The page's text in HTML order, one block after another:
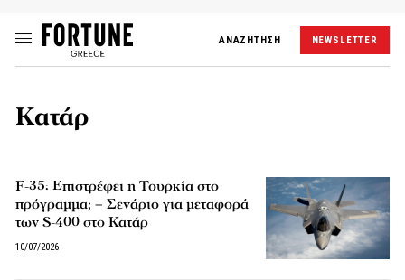
ΑΝΑΖΗΤΗΣΗ NEWSLETTER
Κατάρ
F-35: Επιστρέφει η Τουρκία στο
πρόγραμμα; – Σενάριο για μεταφορά
των S-400 στο Κατάρ
10/07/2026